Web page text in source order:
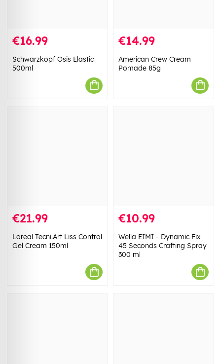
€16.99
Schwarzkopf Osis Elastic
500ml
€14.99
American Crew Cream
Pomade 85g
€21.99
Loreal Tecni.Art Liss Control
Gel Cream 150ml
€10.99
Wella EIMI - Dynamic Fix
45 Seconds Crafting Spray
300 ml